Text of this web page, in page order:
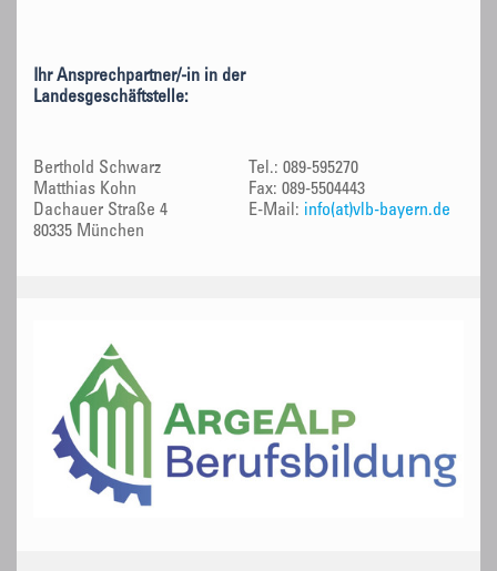
Ihr Ansprechpartner/-in in der
Landesgeschäftstelle:
Berthold Schwarz
Matthias Kohn
Dachauer Straße 4
80335 München
Tel.: 089-595270
Fax: 089-5504443
E-Mail: info(at)vlb-bayern.de